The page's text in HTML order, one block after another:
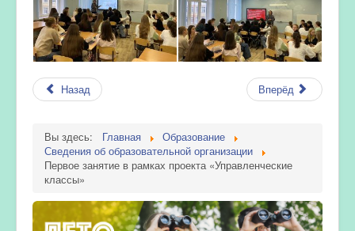
Назад Вперёд
Вы здесь: Главная
Образование
Сведения об образовательной организации
Первое занятие в рамках проекта «Управленческие
классы»